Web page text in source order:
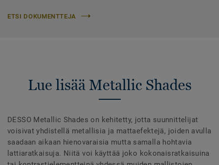
ETSI DOKUMENTTEJA
Lue lisää Metallic Shades
DESSO Metallic Shades on kehitetty, jotta suunnittelijat
voisivat yhdistellä metallisia ja mattaefektejä, joiden avulla
saadaan aikaan hienovaraisia mutta samalla hohtavia
lattiaratkaisuja. Niitä voi käyttää joko kokonaisratkaisuina